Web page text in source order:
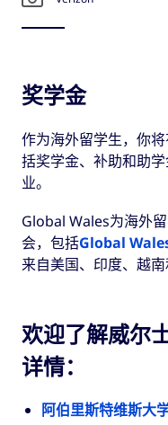
奖学金
作为海外留学生，你
括奖学金、补助和助
业。
Global Wales为海外
会，包括Global
来自美国、印度、越南
欢迎了解威尔
详情：
阿伯里斯特维斯